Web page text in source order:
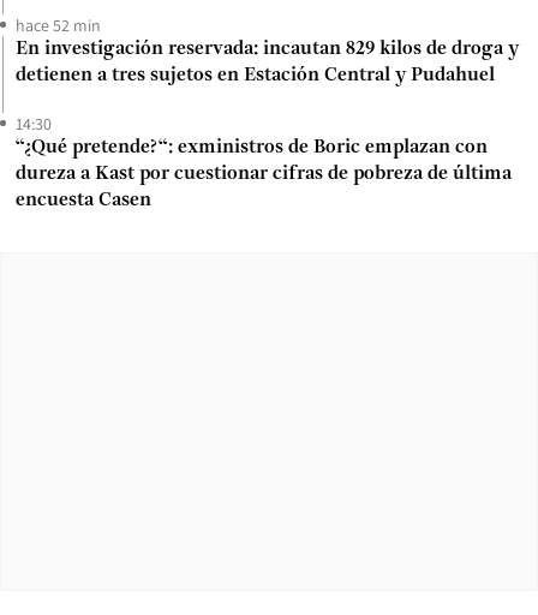
hace 52 min
En investigación reservada: incautan 829 kilos de droga y
detienen a tres sujetos en Estación Central y Pudahuel
14:30
“¿Qué pretende?“: exministros de Boric emplazan con
dureza a Kast por cuestionar cifras de pobreza de última
encuesta Casen